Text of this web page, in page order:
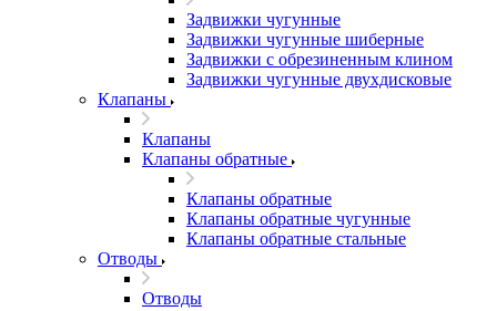
Задвижки чугунные
Задвижки чугунные шиберные
Задвижки с обрезиненным клином
Задвижки чугунные двухдисковые
Клапаны
Клапаны
Клапаны обратные
Клапаны обратные
Клапаны обратные чугунные
Клапаны обратные стальные
Отводы
Отводы